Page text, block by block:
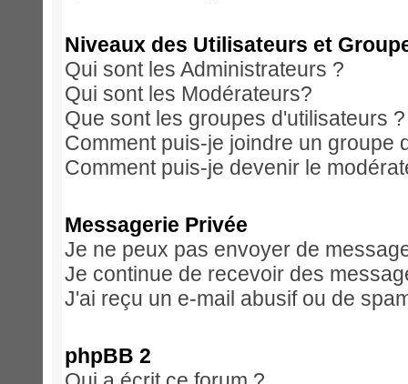
Niveaux des Utilisateurs et
Qui sont les Administrateurs ?
Qui sont les Modérateurs?
Que sont les groupes d'utilisateurs ?
Comment puis-je joindre un groupe
Comment puis-je devenir le
Messagerie Privée
Je ne peux pas envoyer de
Je continue de recevoir des
J'ai reçu un e-mail abusif ou de
phpBB 2